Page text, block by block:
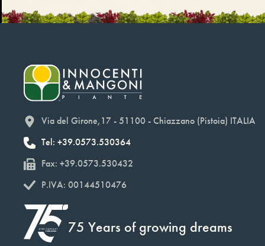
Via del Girone,17 - 51100 - Chiazzano (Pistoia) ITALIA
Tel: +39.0573.530364
Fax: +39.0573.530432
P.IVA: 00144510476
75 Years of growing dreams